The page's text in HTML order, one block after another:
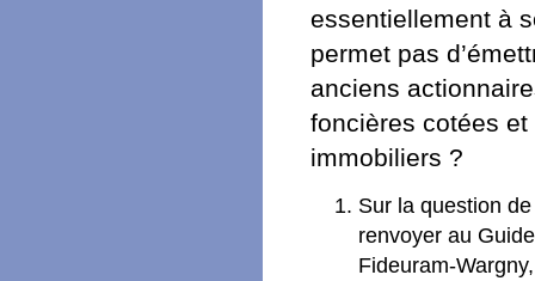
essentiellement à
permet pas
anciens
foncières cotées
immobiliers ?
Sur la question
renvoyer au
Fideuram-